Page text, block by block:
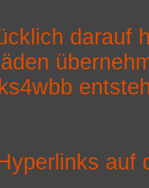
darauf
auf